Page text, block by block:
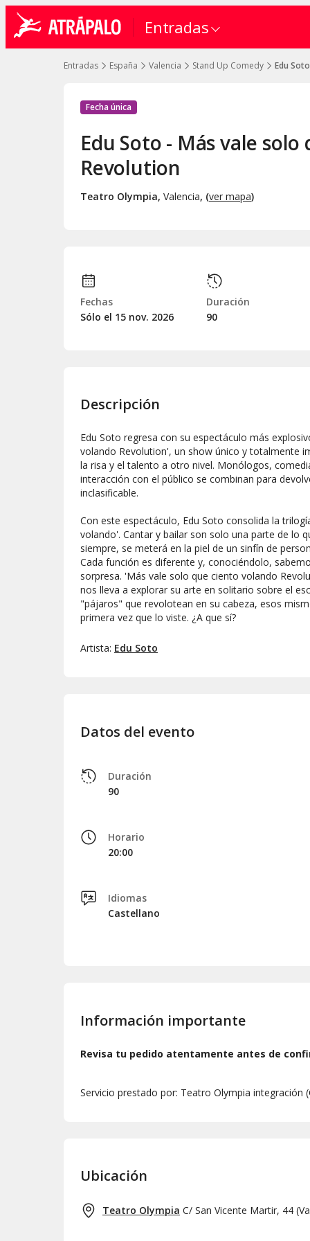
Entradas
Entradas España Valencia Stand Up Comedy Edu
Fecha única
Edu Soto - Más vale
Revolution
Teatro Olympia, Valencia, (ver mapa)
Fechas
Sólo el 15 nov. 2026
Duración
90
Descripción
Edu Soto regresa con su espectáculo más
volando Revolution', un show único y totalmente
la risa y el talento a otro nivel. Monólogos,
interacción con el público se combinan para
inclasificable.
Con este espectáculo, Edu Soto consolida la
volando'. Cantar y bailar son solo una parte de lo
siempre, se meterá en la piel de un sinfín de
Cada función es diferente y, conociéndolo,
sorpresa. 'Más vale solo que ciento volando
nos lleva a explorar su arte en solitario sobre el
"pájaros" que revolotean en su cabeza, esos
primera vez que lo viste. ¿A que sí?
Artista: Edu Soto
Datos del evento
Duración
90
Horario
20:00
Idiomas
Castellano
Información importante
Revisa tu pedido atentamente antes de
Servicio prestado por: Teatro Olympia integración
Ubicación
Teatro Olympia C/ San Vicente Martir, 44 (